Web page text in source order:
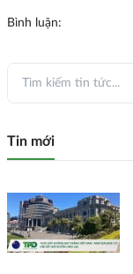
Bình luận:
Tin mới